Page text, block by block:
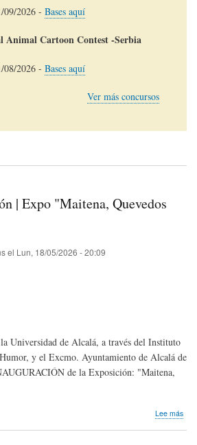
09/2026 - Bases aquí
Animal Cartoon Contest -Serbia
08/2026 - Bases aquí
Ver más concursos
| Expo "Maitena, Quevedos
el Lun, 18/05/2026 - 20:09
Universidad de Alcalá, a través del Instituto
y el Excmo. Ayuntamiento de Alcalá de
de la Exposición: "Maitena,
Lee más